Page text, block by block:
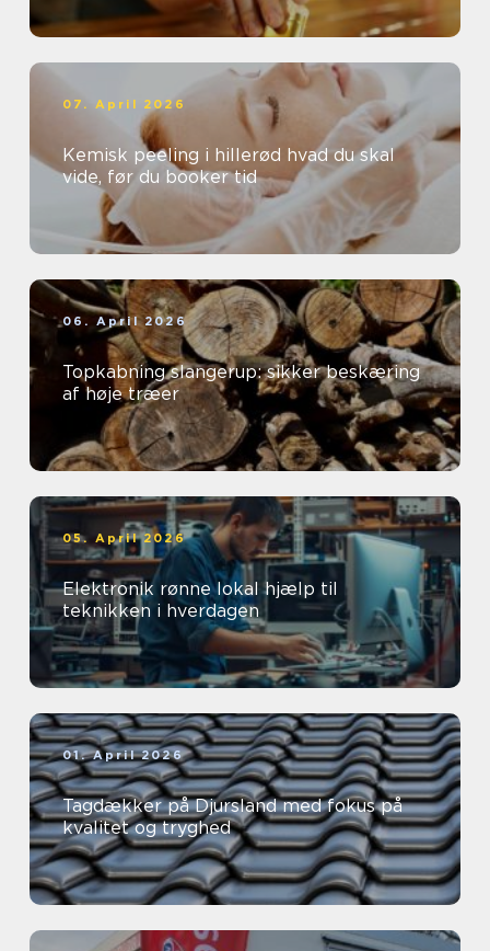
07. April 2026
Kemisk peeling i hillerød hvad du skal
vide, før du booker tid
06. April 2026
Topkabning slangerup: sikker beskæring
af høje træer
05. April 2026
Elektronik rønne lokal hjælp til
teknikken i hverdagen
01. April 2026
Tagdækker på Djursland med fokus på
kvalitet og tryghed